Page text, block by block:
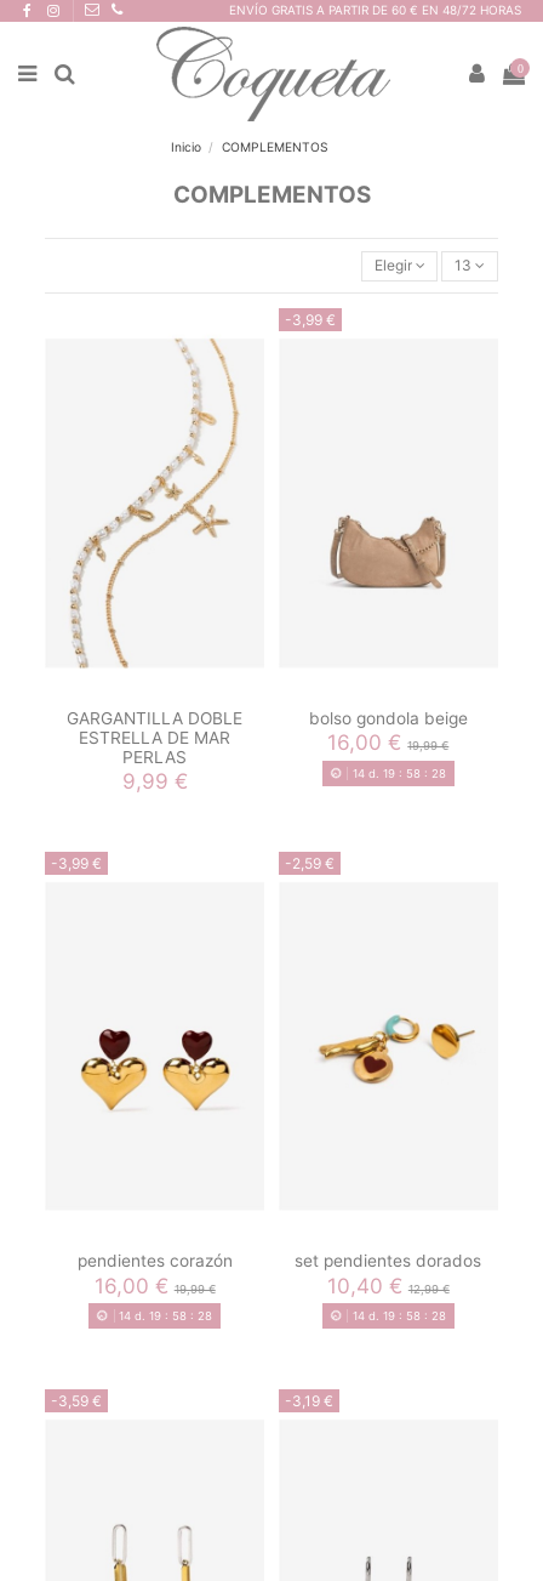
ENVÍO GRATIS A PARTIR DE 60 € EN 48/72 HORAS
0
Inicio COMPLEMENTOS
COMPLEMENTOS
Elegir 13
GARGANTILLA DOBLE
ESTRELLA DE MAR
PERLAS
9,99 €
-3,99 €
bolso gondola beige
16,00 €19,99 €
14d. 19: 58 : 28
-3,99 €
pendientes corazón
16,00 €19,99 €
14 d. 19 : 58 : 28
-2,59 €
set pendientes dorados
10,40 € 12,99 €
14d. 19: 58 : 28
-3,59 € -3,19 €